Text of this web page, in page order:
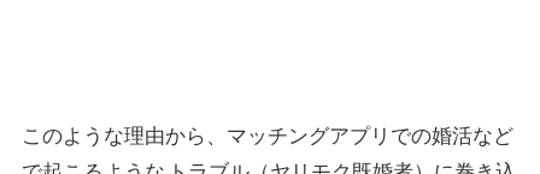
このような理由から、マッチングアプリでの婚活など